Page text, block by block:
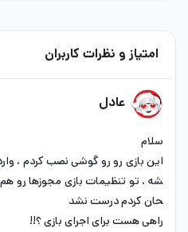
امتیاز و نظرات کاربران
عادل
سلام
این بازی رو رو گوشی نصب کردم ،
شه ، تو تنظیمات بازی مجوزها رو
حان کردم درست نشد
راهی هست برای اجرای بازی ؟!!